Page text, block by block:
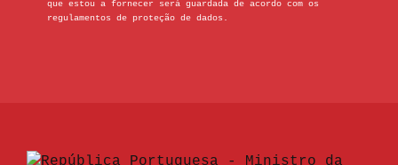
que estou a fornecer será guardada de acordo com os
regulamentos de proteção de dados.